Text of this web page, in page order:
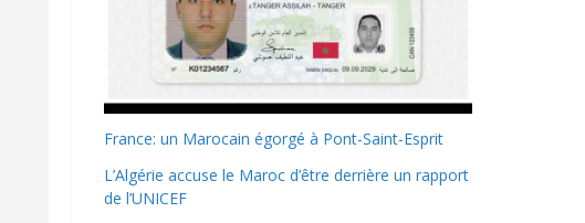
France: un Marocain égorgé à Pont-Saint-Esprit
L’Algérie accuse le Maroc d’être derrière un rapport
de l’UNICEF